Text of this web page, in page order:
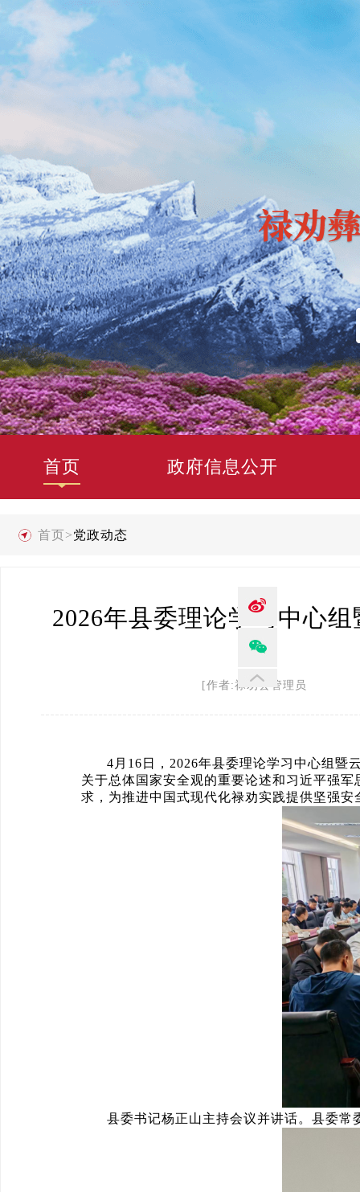
首页 政府信息公开
首页>党政动态
2026年县委理论学习中心
[作者:禄劝县管理员 发
4月16日，2026年县委理论学习中心组暨
关于总体国家安全观的重要论述和习近平强
求，为推进中国式现代化禄劝实践提供坚强安
县委书记杨正山主持会议并讲话。县委